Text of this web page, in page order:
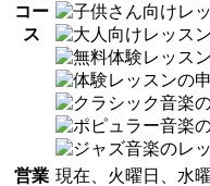
コー
ス
営業 現在、火曜日、水